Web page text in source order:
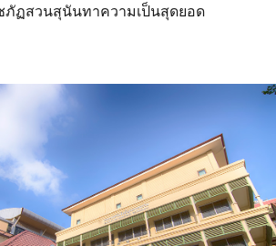
ภัฏสวนสุนันทาความเป็นสุดยอด